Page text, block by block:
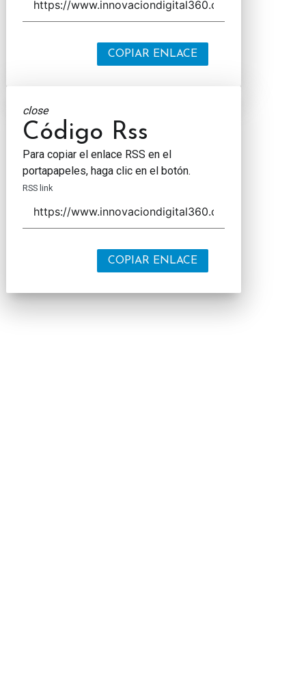
COPIAR ENLACE
close
Código Rss
Para copiar el enlace RSS en el
portapapeles, haga clic en el botón.
RSS link
COPIAR ENLACE